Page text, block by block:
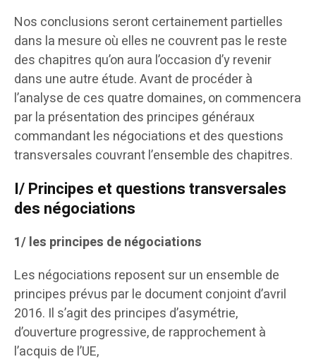
Nos conclusions seront certainement partielles
dans la mesure où elles ne couvrent pas le reste
des chapitres qu’on aura l’occasion d’y revenir
dans une autre étude. Avant de procéder à
l’analyse de ces quatre domaines, on commencera
par la présentation des principes généraux
commandant les négociations et des questions
transversales couvrant l’ensemble des chapitres.
I/ Principes et questions transversales
des négociations
1/ les principes de négociations
Les négociations reposent sur un ensemble de
principes prévus par le document conjoint d’avril
2016. Il s’agit des principes d’asymétrie,
d’ouverture progressive, de rapprochement à
l’acquis de l’UE,